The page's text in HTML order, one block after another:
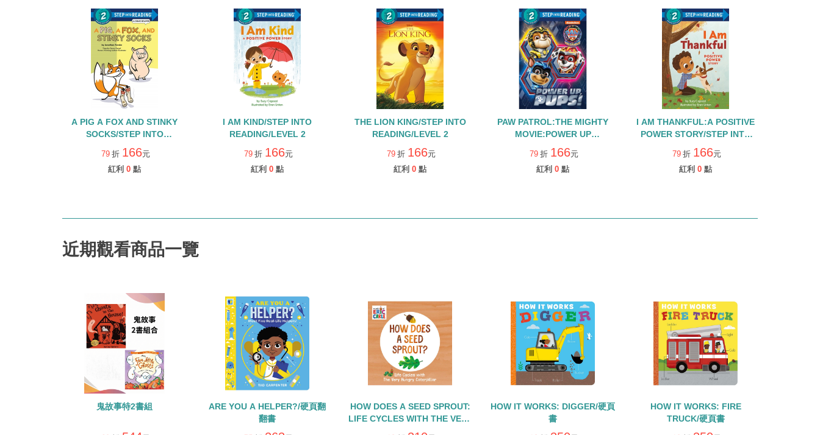
A PIG A FOX AND STINKY
SOCKS/STEP INTO
READING/LEVEL 2
79 折 166元
紅利 0 點
I AM KIND/STEP INTO
READING/LEVEL 2
79 折 166元
紅利 0 點
THE LION KING/STEP INTO
READING/LEVEL 2
79 折 166元
紅利 0 點
PAW PATROL:THE MIGHTY
MOVIE:POWER UP
PUPS!/STEP INTO
READING/LEVEL 2
79 折 166元
紅利 0 點
I AM THANKFUL:A POSITIVE
POWER STORY/STEP INTO
READING/LEVEL 2
79 折 166元
紅利 0 點
近期觀看商品一覽
鬼故事特2書組
ARE YOU A HELPER?/硬頁翻
翻書
HOW DOES A SEED SPROUT:
LIFE CYCLES WITH THE VERY
HUNGRY CATERPILLAR/硬頁
HOW IT WORKS: DIGGER/硬頁
書
HOW IT WORKS: FIRE
TRUCK/硬頁書